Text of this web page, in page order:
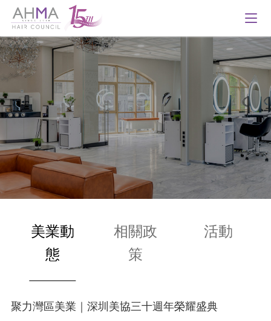
美業動
態
相關政
策
活動
聚力灣區美業｜深圳美協三十週年榮耀盛典